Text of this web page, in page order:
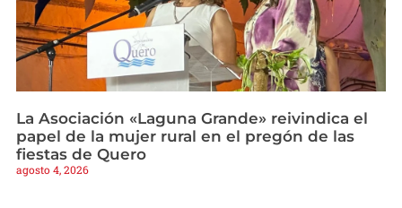
La Asociación «Laguna Grande» reivindica el
papel de la mujer rural en el pregón de las
fiestas de Quero
agosto 4, 2026